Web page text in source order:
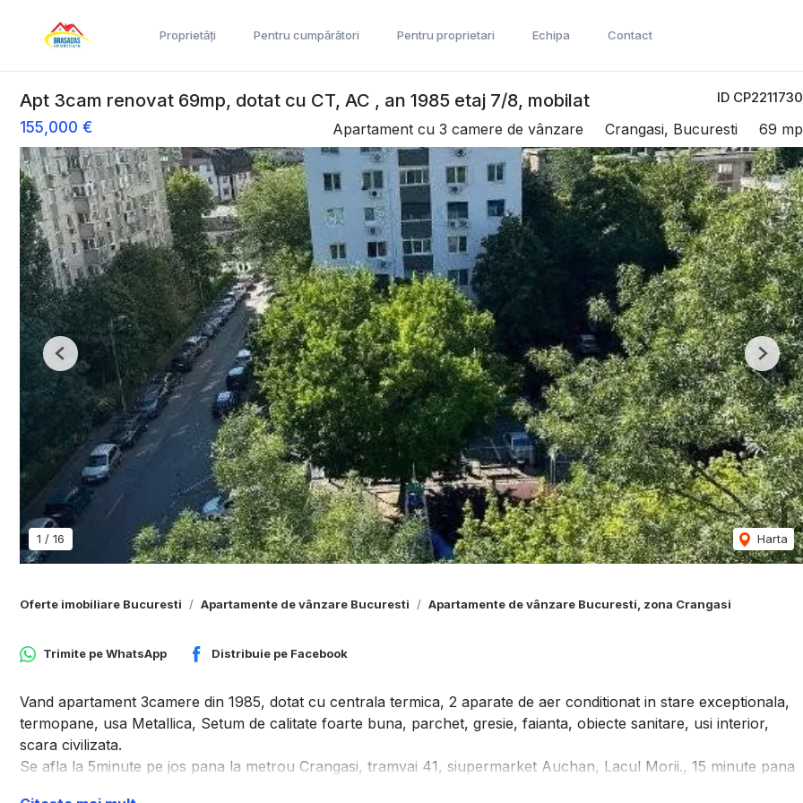
Proprietăți Pentru cumpărători Pentru proprietari Echipa Contact
ID CP2211730
Apt 3cam renovat 69mp, dotat cu CT, AC , an 1985 etaj 7/8, mobilat
155,000 € Apartament cu 3 camere de vânzare Crangasi, Bucuresti 69 mp
1 / 16 Harta
Previous Next
Oferte imobiliare Bucuresti Apartamente de vânzare Bucuresti Apartamente de vânzare Bucuresti, zona Crangasi
Trimite peWhatsApp Distribuie pe Facebook
Vand apartament 3camere din 1985, dotat cu centrala termica, 2 aparate de aer conditionat in stare exceptionala,
termopane, usa Metallica, Setum de calitate foarte buna, parchet, gresie, faianta, obiecte sanitare, usi interior,
scara civilizata.
Se afla la 5minute pe jos pana la metrou Crangasi, tramvai 41, siupermarket Auchan, Lacul Morii., 15 minute pana